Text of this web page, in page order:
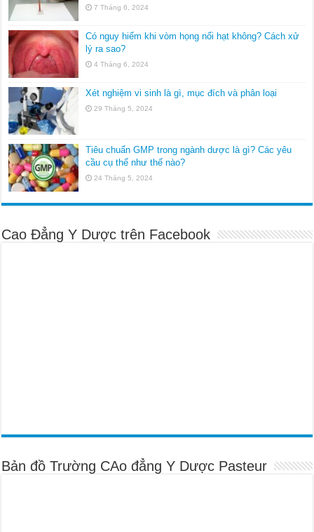
7 Tháng 6, 2024
Có nguy hiểm khi vòm họng nổi hạt không? Cách xử
lý ra sao?
4 Tháng 6, 2024
Xét nghiệm vi sinh là gì, mục đích và phân loại
29 Tháng 5, 2024
Tiêu chuẩn GMP trong ngành dược là gì? Các yêu
cầu cụ thể như thế nào?
24 Tháng 5, 2024
Cao Đẳng Y Dược trên Facebook
Bản đồ Trường CAo đẳng Y Dược Pasteur